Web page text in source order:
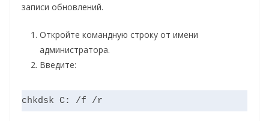
записи обновлений.
Откройте командную строку от имени
администратора.
Введите: